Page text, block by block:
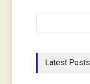
Latest Posts